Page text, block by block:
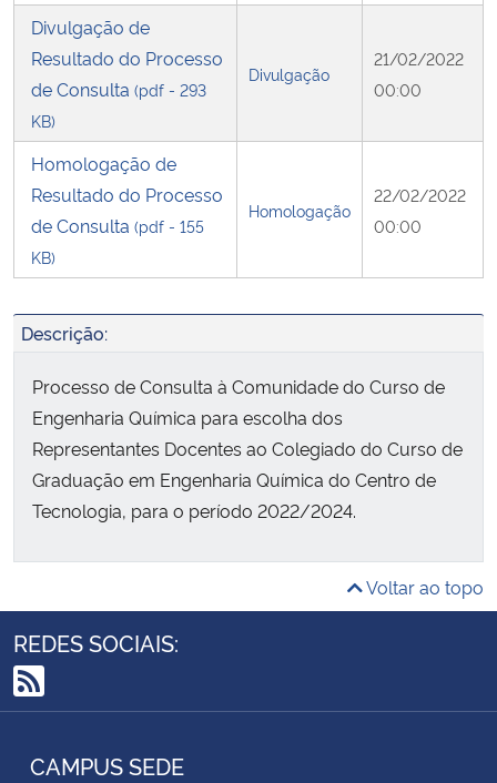
Divulgação de
Resultado do Processo
de Consulta (pdf - 293
KB)
Divulgação
21/02/2022
00:00
Homologação de
Resultado do Processo
de Consulta (pdf - 155
KB)
Homologação
22/02/2022
00:00
Descrição:
Processo de Consulta à Comunidade do Curso de
Engenharia Química para escolha dos
Representantes Docentes ao Colegiado do Curso de
Graduação em Engenharia Química do Centro de
Tecnologia, para o período 2022/2024.
Voltar ao topo
REDES SOCIAIS:
RSS
CAMPUS SEDE